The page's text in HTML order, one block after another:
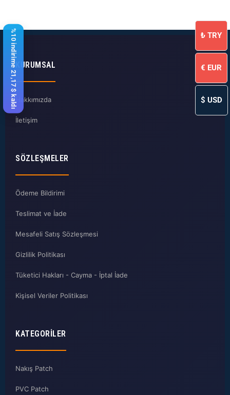
KURUMSAL
Hakkımızda
İletişim
SÖZLEŞMELER
Ödeme Bildirimi
Teslimat ve İade
Mesafeli Satış Sözleşmesi
Gizlilik Politikası
Tüketici Hakları - Cayma - İptal İade
Kişisel Veriler Politikası
KATEGORILER
Nakış Patch
PVC Patch
%10 indirime 21,17 $ kaldı ₺ TRY
€ EUR
$ USD